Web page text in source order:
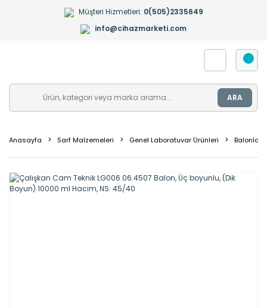
Müşteri Hizmetleri: 0(505)2335649
info@cihazmarketi.com
ARA
Anasayfa Sarf Malzemeleri Genel Laboratuvar Ürünleri Balonlar